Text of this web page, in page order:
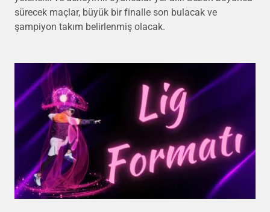
sürecek maçlar, büyük bir finalle son bulacak ve
şampiyon takım belirlenmiş olacak.